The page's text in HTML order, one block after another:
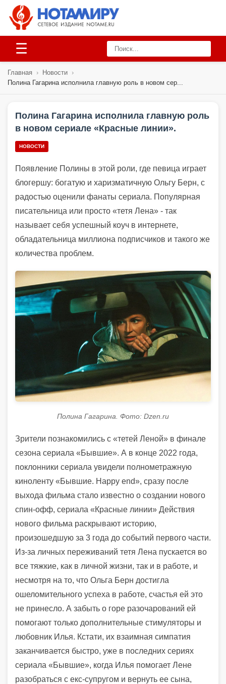
☰
Главная › Новости ›
Полина Гагарина исполнила главную роль в новом сер...
Полина Гагарина исполнила главную роль
в новом сериале «Красные линии».
НОВОСТИ
Появление Полины в этой роли, где певица играет
блогершу: богатую и харизматичную Ольгу Берн, с
радостью оценили фанаты сериала. Популярная
писательница или просто «тетя Лена» - так
называет себя успешный коуч в интернете,
обладательница миллиона подписчиков и такого же
количества проблем.
Полина Гагарина. Фото: Dzen.ru
Зрители познакомились с «тетей Леной» в финале
сезона сериала «Бывшие». А в конце 2022 года,
поклонники сериала увидели полнометражную
киноленту «Бывшие. Happy end», сразу после
выхода фильма стало известно о создании нового
спин-офф, сериала «Красные линии» Действия
нового фильма раскрывают историю,
произошедшую за 3 года до событий первого части.
Из-за личных переживаний тетя Лена пускается во
все тяжкие, как в личной жизни, так и в работе, и
несмотря на то, что Ольга Берн достигла
ошеломительного успеха в работе, счастья ей это
не принесло. А забыть о горе разочарований ей
помогают только дополнительные стимуляторы и
любовник Илья. Кстати, их взаимная симпатия
заканчивается быстро, уже в последних сериях
сериала «Бывшие», когда Илья помогает Лене
разобраться с екс-супругом и вернуть ее сына,